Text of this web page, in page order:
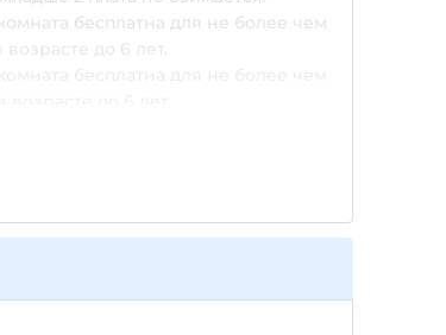
бесплатна для не более чем
возрасте до 6 лет.